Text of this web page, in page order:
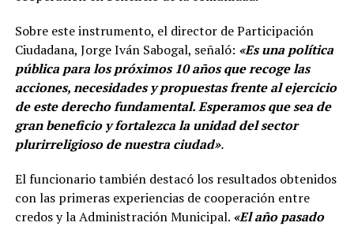
Sobre este instrumento, el director de Participación
Ciudadana, Jorge Iván Sabogal, señaló: «Es una política
pública para los próximos 10 años que recoge las
acciones, necesidades y propuestas frente al ejercicio
de este derecho fundamental. Esperamos que sea de
gran beneficio y fortalezca la unidad del sector
plurirreligioso de nuestra ciudad».
El funcionario también destacó los resultados obtenidos
con las primeras experiencias de cooperación entre
credos y la Administración Municipal. «El año pasado